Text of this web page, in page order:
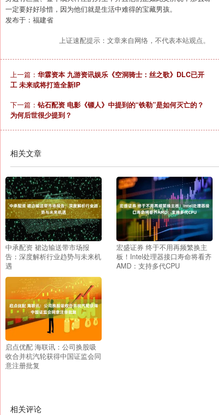
一定要好好珍惜，因为他们就是生活中难得的宝藏男孩。
发布于：福建省
上证速配提示：文章来自网络，不代表本站观点。
上一篇： 华霖资本 九游资讯娱乐《空洞骑士：丝之歌》DLC已开
工 未来或将打造全新IP
下一篇： 钻石配资 电影《镖人》中提到的“铁勒”是如何灭亡的？
为何后世很少提到？
相关文章
中承配资 裙边输送带市场报
告：深度解析行业趋势与未来机
遇
宏盛证券 终于不用再频繁换主
板！Intel处理器接口寿命将看齐
AMD：支持多代CPU
启点优配 海联讯：公司换股吸
收合并杭汽轮获得中国证监会同
意注册批复
相关评论